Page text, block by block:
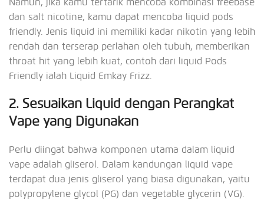
dan salt nicotine, kamu dapat mencoba liquid pods
friendly. Jenis liquid ini memiliki kadar nikotin yang lebih
rendah dan terserap perlahan oleh tubuh, memberikan
throat hit yang lebih kuat, contoh dari liquid Pods
Friendly ialah Liquid Emkay Frizz.
2. Sesuaikan Liquid dengan Perangkat
Vape yang Digunakan
Perlu diingat bahwa komponen utama dalam liquid
vape adalah gliserol. Dalam kandungan liquid vape
terdapat dua jenis gliserol yang biasa digunakan, yaitu
polypropylene glycol (PG) dan vegetable glycerin (VG).